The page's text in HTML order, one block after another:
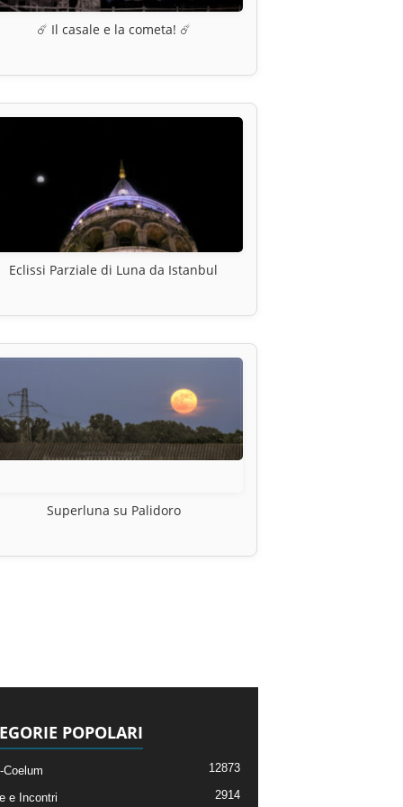
☄️ Il casale e la cometa! ☄️
Eclissi Parziale di Luna da Istanbul
Superluna su Palidoro
POPOLARI
Coelum 12873
e Incontri 2914